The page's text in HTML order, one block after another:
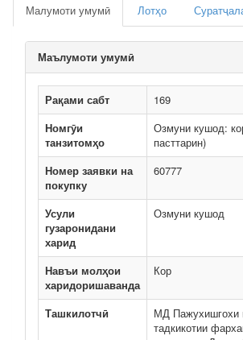
Малумоти умумӣ Лотҳо
Маълумоти умумӣ
Рақами сабт
169
Номгӯи
танзитомҳо
Озмуни кушод:
пасттарин)
Номер заявки на
покупку
60777
Усули
гузаронидани
харид
Озмуни кушод
Навъи молҳои
харидоришаванда
Кор
Ташкилотчӣ
МД Пажухишгохи
тадкикотии